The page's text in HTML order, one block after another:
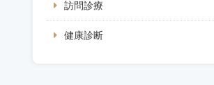
訪問診療
健康診断